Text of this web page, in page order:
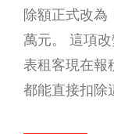
除額正式改為
萬元。 這項
表租客現在報
都能直接扣除